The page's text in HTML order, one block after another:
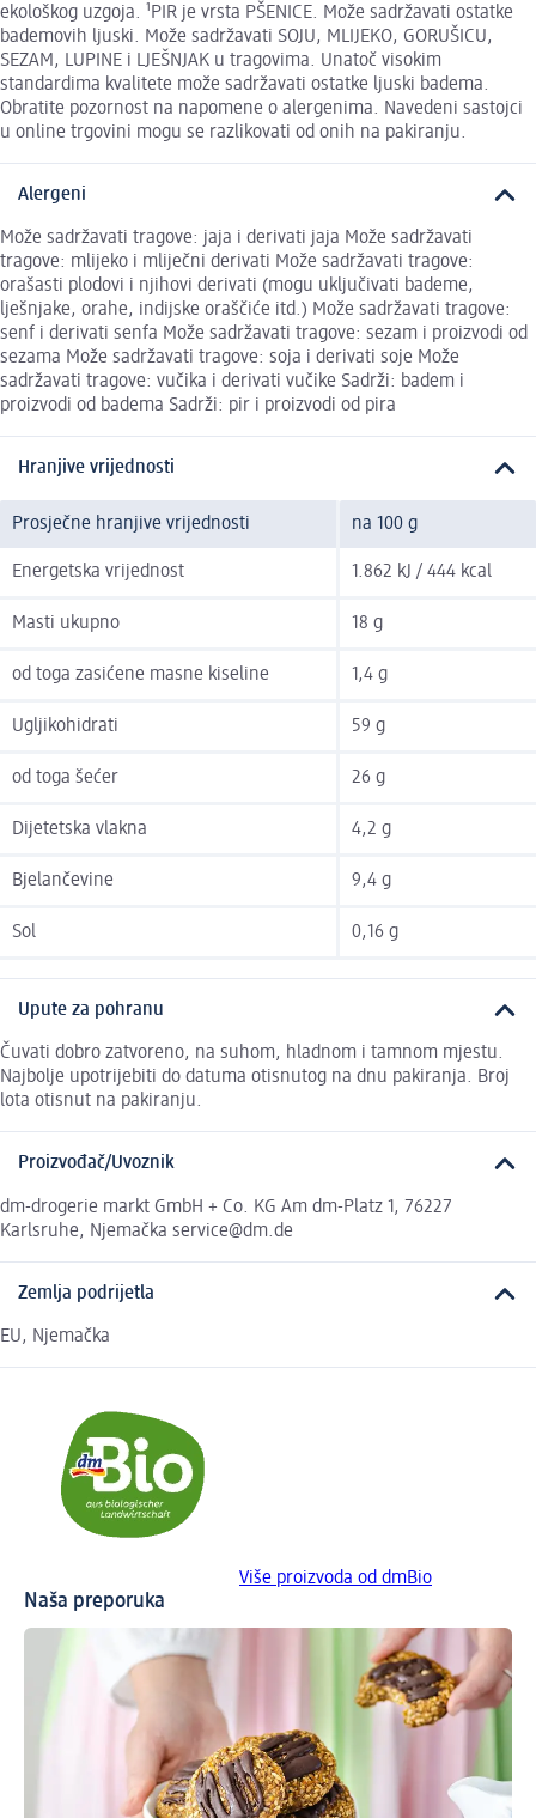
ekološkog uzgoja. ¹PIR je vrsta PŠENICE. Može sadržavati ostatke
bademovih ljuski. Može sadržavati SOJU, MLIJEKO, GORUŠICU,
SEZAM, LUPINE i LJEŠNJAK u tragovima. Unatoč visokim
standardima kvalitete može sadržavati ostatke ljuski badema.
Obratite pozornost na napomene o alergenima. Navedeni sastojci
u online trgovini mogu se razlikovati od onih na pakiranju.
Alergeni
Može sadržavati tragove: jaja i derivati jaja Može sadržavati
tragove: mlijeko i mliječni derivati Može sadržavati tragove:
orašasti plodovi i njihovi derivati (mogu uključivati bademe,
lješnjake, orahe, indijske oraščiće itd.) Može sadržavati tragove:
senf i derivati senfa Može sadržavati tragove: sezam i proizvodi od
sezama Može sadržavati tragove: soja i derivati soje Može
sadržavati tragove: vučika i derivati vučike Sadrži: badem i
proizvodi od badema Sadrži: pir i proizvodi od pira
Hranjive vrijednosti
Prosječne hranjive vrijednosti na 100 g
Energetska vrijednost 1.862 kJ / 444 kcal
Masti ukupno 18 g
od toga zasićene masne kiseline 1,4 g
Ugljikohidrati 59 g
od toga šećer 26 g
Dijetetska vlakna 4,2 g
Bjelančevine 9,4 g
Sol 0,16 g
Upute za pohranu
Čuvati dobro zatvoreno, na suhom, hladnom i tamnom mjestu.
Najbolje upotrijebiti do datuma otisnutog na dnu pakiranja. Broj
lota otisnut na pakiranju.
Proizvođač/Uvoznik
dm-drogerie markt GmbH + Co. KG Am dm-Platz 1, 76227
Karlsruhe, Njemačka service@dm.de
Zemlja podrijetla
EU, Njemačka
Više proizvoda od dmBio
Naša preporuka